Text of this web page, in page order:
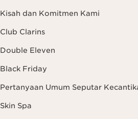
Kisah dan Komitmen Kami
Club Clarins
Double Eleven
Black Friday
Pertanyaan Umum Seputar
Skin Spa